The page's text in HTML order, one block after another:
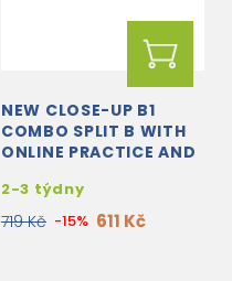
NEW CLOSE-UP B1
COMBO SPLIT B WITH
ONLINE PRACTICE AND
2-3 týdny
719 Kč -15% 611 Kč